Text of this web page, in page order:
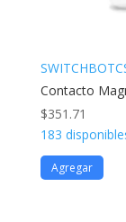
Contacto
$351.71
183
Agregar